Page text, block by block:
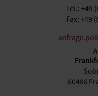
Tel.: +49
Fax: +49
60486